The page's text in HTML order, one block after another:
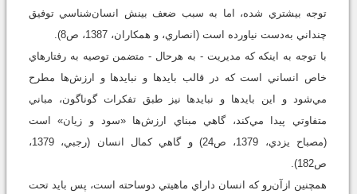
توجه بيشتري شده، اما به سبب ضعف بينش انسان‌شناسي توفيق
چنداني به‌دست نياورده است (انصاري، و همكاران، 1387، ص8).
با توجه به اينکه که مديريت - به هرحال - متضمن توصيه به رفتارهاي
خاص انساني است که در قالب بايدها و نبايدها و ارزش‌ها مطرح
مي‌شود و اين بايدها و نبايدها نيز طبق تفکرات گوناگون، مباني
متفاوتي پيدا مي‌کند، گاهي مبناي ارزش‌ها «سود و زيان» است
(مصباح يزدي، 1379، ص24) و گاهي کمال انسان (رجبي، 1379،
ص182).
همچنين از‌آن‌رو كه انسان داراي ماهيتي دوساحته است، پس بايد تحت